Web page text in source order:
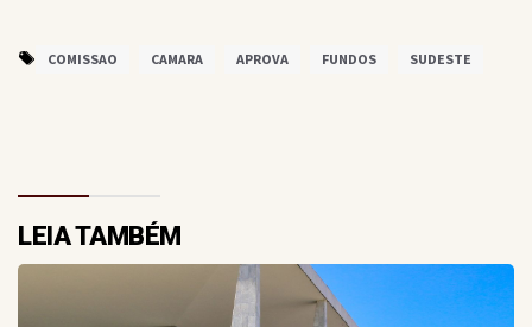
COMISSAO CAMARA APROVA FUNDOS SUDESTE
LEIA TAMBÉM